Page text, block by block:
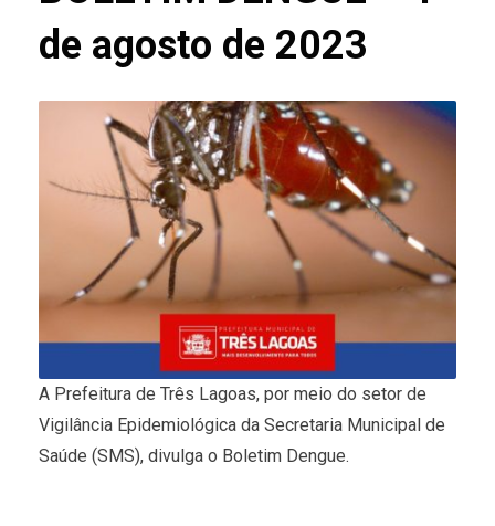
de agosto de 2023
A Prefeitura de Três Lagoas, por meio do setor de
Vigilância Epidemiológica da Secretaria Municipal de
Saúde (SMS), divulga o Boletim Dengue.